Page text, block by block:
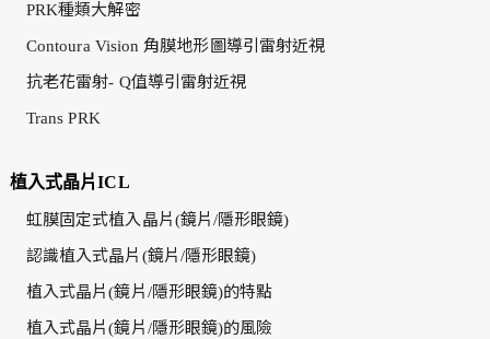
PRK種類大解密
Contoura Vision 角膜地形圖導引雷射近視
抗老花雷射- Q值導引雷射近視
Trans PRK
植入式晶片ICL
虹膜固定式植入晶片(鏡片/隱形眼鏡)
認識植入式晶片(鏡片/隱形眼鏡)
植入式晶片(鏡片/隱形眼鏡)的特點
植入式晶片(鏡片/隱形眼鏡)的風險